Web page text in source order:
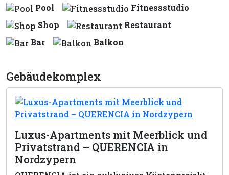
Pool
Fitnessstudio
Shop
Restaurant
Bar
Balkon
Gebäudekomplex
Luxus-Apartments mit Meerblick und
Privatstrand – QUERENCIA in
Nordzypern